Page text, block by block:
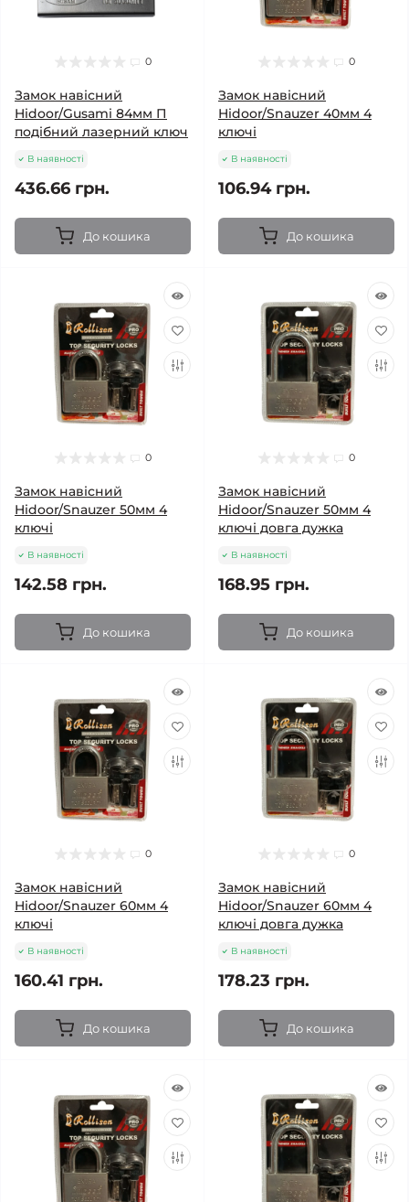
0
Замок навісний
Hidoor/Gusami 84мм П
подібний лазерний ключ
В наявності
436.66 грн.
До кошика
0
Замок навісний
Hidoor/Snauzer 40мм 4
ключі
В наявності
106.94 грн.
До кошика
0
Замок навісний
Hidoor/Snauzer 50мм 4
ключі
В наявності
142.58 грн.
До кошика
0
Замок навісний
Hidoor/Snauzer 50мм 4
ключі довга дужка
В наявності
168.95 грн.
До кошика
0
Замок навісний
Hidoor/Snauzer 60мм 4
ключі
В наявності
160.41 грн.
До кошика
0
Замок навісний
Hidoor/Snauzer 60мм 4
ключі довга дужка
В наявності
178.23 грн.
До кошика